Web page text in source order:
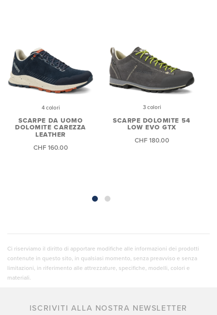
4 colori
SCARPE DA UOMO
DOLOMITE CAREZZA
LEATHER
CHF 160.00
3 colori
SCARPE DOLOMITE 54
LOW EVO GTX
CHF 180.00
Ci riserviamo il diritto di apportare modifiche alle informazioni dei prodotti
contenute in questo sito, in qualsiasi momento, senza preavviso e senza
limitazioni, in riferimento alle attrezzature, specifiche, modelli, colori e
materiali.
ISCRIVITI ALLA NOSTRA NEWSLETTER